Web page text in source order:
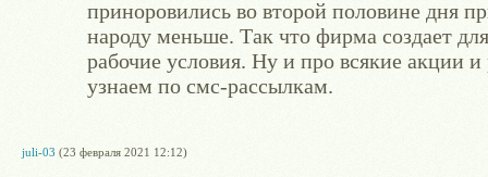
приноровились во второй половине дня
народу меньше. Так что фирма создает
рабочие условия. Ну и про всякие акции
узнаем по смс-рассылкам.
juli-03 (23 февраля 2021 12:12)